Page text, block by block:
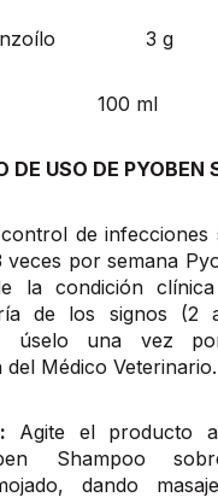
benzoílo 3 g
100 ml
DE USO DE PYOBEN
de infecciones
veces por semana
la condición
de los signos (2
úselo una vez
Médico Veterinario.
Agite el producto
Shampoo
dando